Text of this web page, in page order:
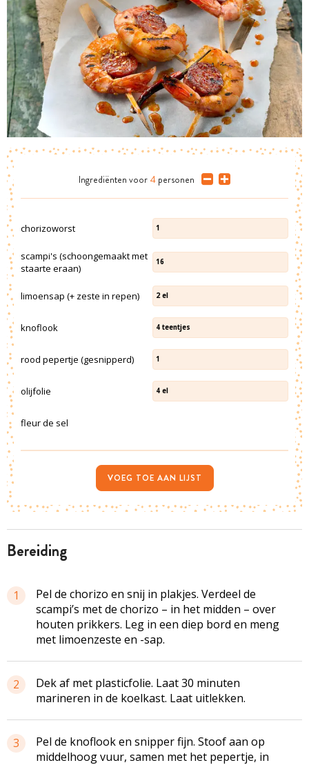
bereiding
1
Pel de chorizo en snij in plakjes. Verdeel de
scampi’s met de chorizo – in het midden – over
houten prikkers. Leg in een diep bord en meng
met limoenzeste en -sap.
2
Dek af met plasticfolie. Laat 30 minuten
marineren in de koelkast. Laat uitlekken.
3
Pel de knoflook en snipper fijn. Stoof aan op
middelhoog vuur, samen met het pepertje, in
Ingrediënten voor 4 personen
chorizoworst 1
scampi's (schoongemaakt met
staarte eraan)
16
limoensap (+ zeste in repen) 2 el
knoflook 4 teentjes
rood pepertje (gesnipperd) 1
olijfolie 4 el
fleur de sel
VOEG TOE AAN LIJST